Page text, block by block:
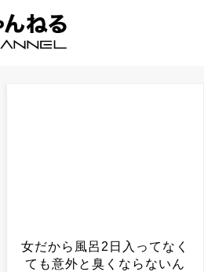
昔の自販機が最高すぎる...